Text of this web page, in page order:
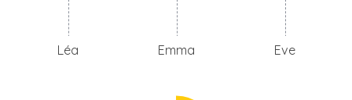
Léa Emma Eve